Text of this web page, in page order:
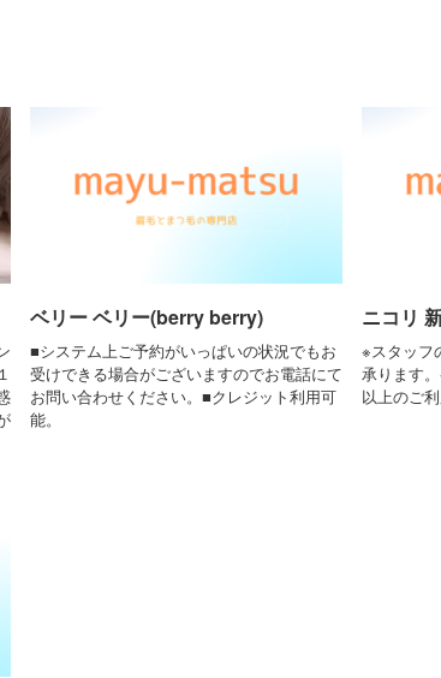
ベリー ベリー(berry berry)
■システム上ご予約がいっぱいの状況でもお
受けできる場合がございますのでお電話にて
お問い合わせください。■クレジット利用可
能。
ニコリ
※スタッフ
承ります
以上のご